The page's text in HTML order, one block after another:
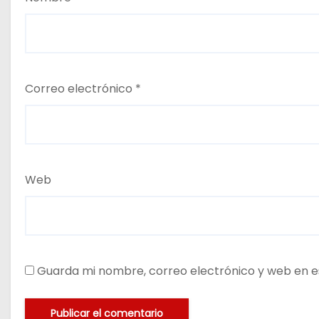
Correo electrónico *
Web
Guarda mi nombre, correo electrónico y web en